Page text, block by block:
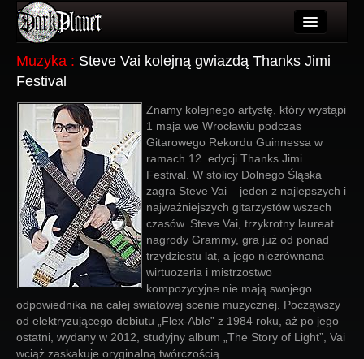
Użytkownicy
Wydarzenia
Galeria
Forum
Więcej
Login
Muzyka : Steve Vai kolejną gwiazdą Thanks Jimi
Festival
Znamy kolejnego artystę, który wystąpi
1 maja we Wrocławiu podczas
Gitarowego Rekordu Guinnessa w
ramach 12. edycji Thanks Jimi
Festival. W stolicy Dolnego Śląska
zagra Steve Vai – jeden z najlepszych i
najważniejszych gitarzystów wszech
czasów. Steve Vai, trzykrotny laureat
nagrody Grammy, gra już od ponad
trzydziestu lat, a jego niezrównana
wirtuozeria i mistrzostwo
kompozycyjne nie mają swojego
odpowiednika na całej światowej scenie muzycznej. Począwszy
od elektryzującego debiutu „Flex-Able” z 1984 roku, aż po jego
ostatni, wydany w 2012, studyjny album „The Story of Light”, Vai
wciąż zaskakuje oryginalną twórczością.